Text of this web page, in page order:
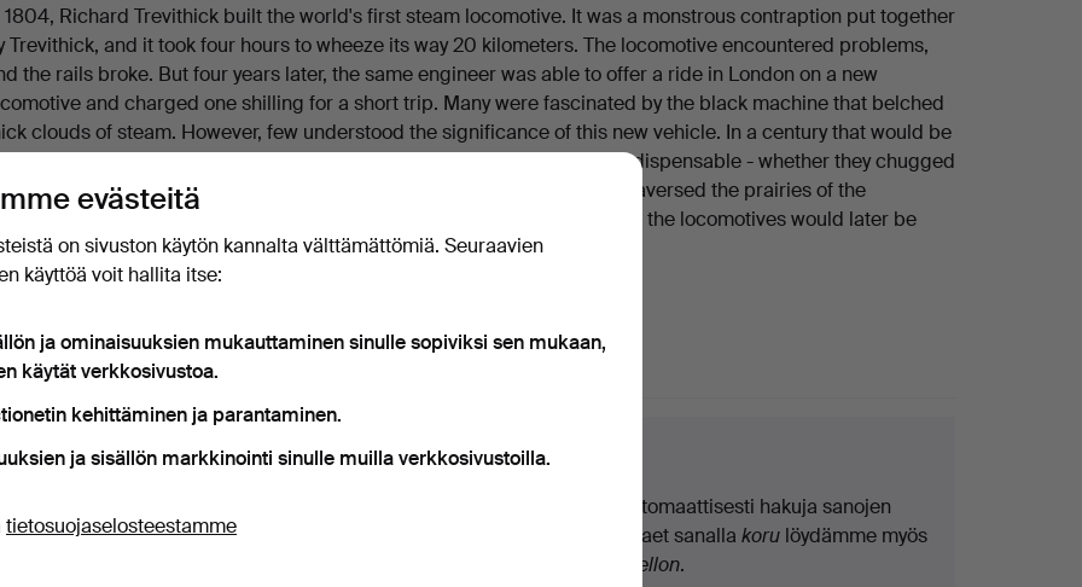
1804, Richard Trevithick built the world's first steam locomotive. It was a monstrous contraption put together
Trevithick, and it took four hours to wheeze its way 20 kilometers. The locomotive encountered problems,
the rails broke. But four years later, the same engineer was able to offer a ride in London on a new
and charged one shilling for a short trip. Many were fascinated by the black machine that belched
clouds of steam. However, few understood the significance of this new vehicle. In a century that would be
by rapid and all-encompassing industrialization, trains became indispensable - whether they chugged
of the modern cast-iron and glass railway stations of the big cities or traversed the prairies of the
continent. The railway paved the way into the future, even though the locomotives would later be
Käynnissä olevat huutokaupat
0 esineet
Lopulliset hinnat
ei valitettavasti ole hakuasi vastaavia esineitä. Hakuvinkkejä
Teemme automaattisesti hakuja sanojen
osilla. Jos haet sanallakoru löydämme myös
kellon.
evästeitä
on sivuston käytön kannalta välttämättömiä. Seuraavien
käyttöä voit hallita itse:
ja ominaisuuksien mukauttaminen sinulle sopiviksi sen mukaan,
käytät verkkosivustoa.
kehittäminen ja parantaminen.
ja sisällön markkinointi sinulle muilla verkkosivustoilla.
tietosuojaselosteestamme